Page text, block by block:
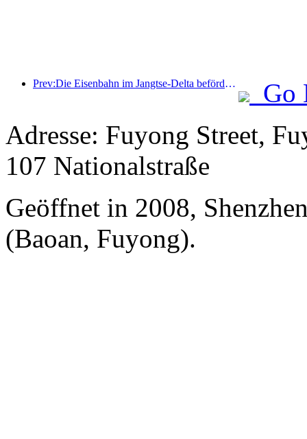
Prev:Die Eisenbahn im Jangtse-Delta beförderte während der Maifeiertage über 21,38 Millionen Fahrgäste.
Go
Adresse: Fuyong Street,
107 Nationalstraße
Geöffnet in 2008,
(Baoan, Fuyong).